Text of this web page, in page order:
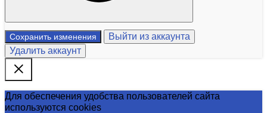
Сохранить изменения
Выйти из аккаунта
Удалить аккаунт
Для обеспечения удобства пользователей сайта
используются cookies